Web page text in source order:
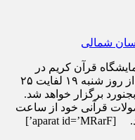
قرآن کریم در
بجنورد برگزار خواهد شد. این نمایشگاه از روز شنبه ۱۹ لفایت ۲۵
برگزار خواهد شد.
قرآنی خود از ساعت
۱۶ الی ۲۲ از این نمایشگاه بازدید نمایند. [aparat id=’MRarF’]